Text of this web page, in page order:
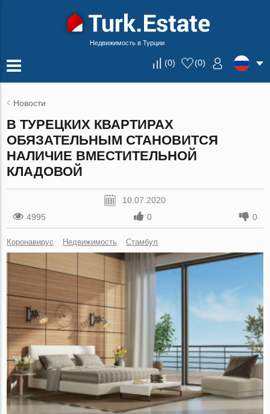
Недвижимость в Турции
(0) (0)
Новости
В ТУРЕЦКИХ КВАРТИРАХ
ОБЯЗАТЕЛЬНЫМ СТАНОВИТСЯ
НАЛИЧИЕ ВМЕСТИТЕЛЬНОЙ
КЛАДОВОЙ
10.07.2020
4995
0 0
Коронавирус Недвижимость Стамбул